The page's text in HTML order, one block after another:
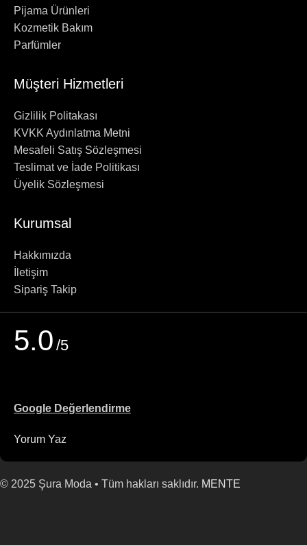
Pijama Ürünleri
Kozmetik Bakım
Parfümler
Müşteri Hizmetleri
Gizlilik Politakası
KVKK Aydınlatma Metni
Mesafeli Satış Sözleşmesi
Teslimat ve İade Politikası
Üyelik Sözleşmesi
Kurumsal
Hakkımızda
İletişim
Sipariş Takip
5.0 /5
Google Değerlendirme
Yorum Yaz
© 2025 Şura Moda • Tüm hakları saklıdır. MENTE